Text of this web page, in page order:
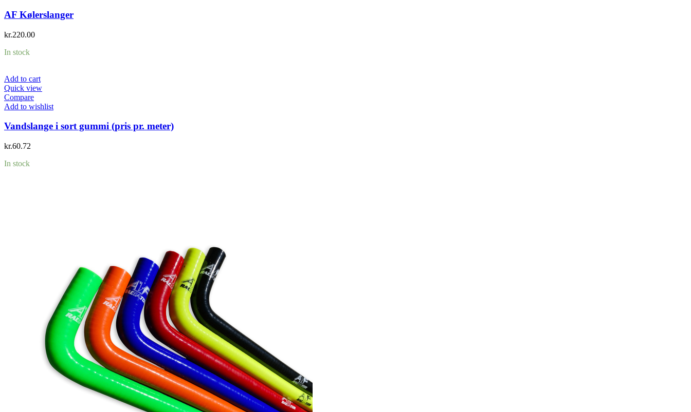
AF Kølerslanger
kr.220.00
In stock
Add to cart
Quick view
Compare
Add to wishlist
Vandslange i sort gummi (pris pr. meter)
kr.60.72
In stock